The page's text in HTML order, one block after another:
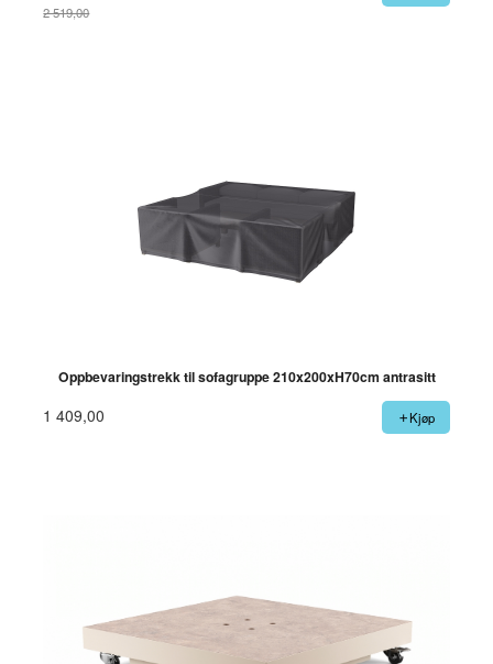
2 519,00
Oppbevaringstrekk til sofagruppe 210x200xH70cm antrasitt
1 409,00 Kjøp